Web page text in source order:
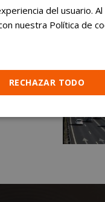
del usuario.
nuestra Política de
RECHAZAR TODO
Cookies de